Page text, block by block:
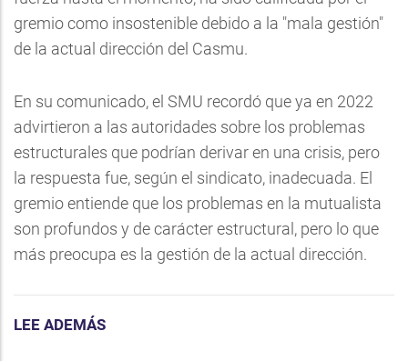
gremio como insostenible debido a la "mala gestión"
de la actual dirección del Casmu.
En su comunicado, el SMU recordó que ya en 2022
advirtieron a las autoridades sobre los problemas
estructurales que podrían derivar en una crisis, pero
la respuesta fue, según el sindicato, inadecuada. El
gremio entiende que los problemas en la mutualista
son profundos y de carácter estructural, pero lo que
más preocupa es la gestión de la actual dirección.
LEE ADEMÁS